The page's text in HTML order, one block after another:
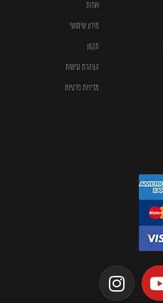
אודות
מידע שימושי
תקנון
הצהרת נגישות
מדיניות פרטיות